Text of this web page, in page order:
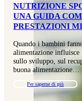
NUTRIZIONE
UNA GUIDA
PRESTAZIONI
Quando i bambini
alimentazione influisce
sullo sviluppo, sul
buona alimentazione…
Per saperne di più